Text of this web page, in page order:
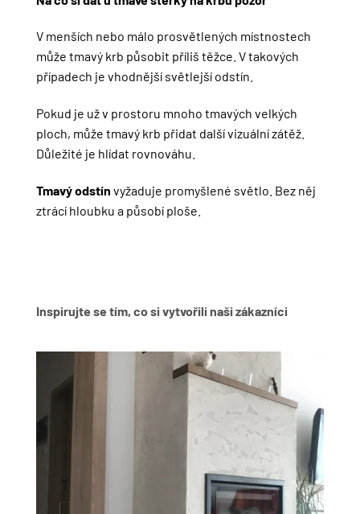
V menších nebo málo prosvětlených místnostech
může tmavý krb působit příliš těžce. V takových
případech je vhodnější světlejší odstín.
Pokud je už v prostoru mnoho tmavých velkých
ploch, může tmavý krb přidat další vizuální zátěž.
Důležité je hlídat rovnováhu.
Tmavý odstín vyžaduje promyšlené světlo. Bez něj
ztrácí hloubku a působí ploše.
Inspirujte se tím, co si vytvořili naši zákazníci